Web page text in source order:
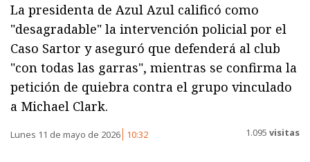
La presidenta de Azul Azul calificó como
"desagradable" la intervención policial por el
Caso Sartor y aseguró que defenderá al club
"con todas las garras", mientras se confirma la
petición de quiebra contra el grupo vinculado
a Michael Clark.
Lunes 11 de mayo de 2026 10:32 1.095 visitas